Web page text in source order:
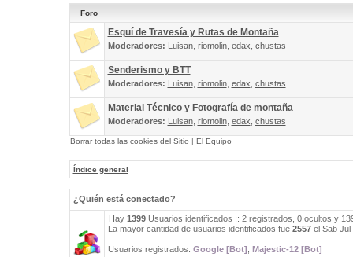
Foro
Esquí de Travesía y Rutas de Montaña
Moderadores: Luisan, riomolin, edax chustas
Senderismo y BTT
Moderadores: Luisan, riomolin, edax chustas
Material Técnico y Fotografía de montaña
Moderadores: Luisan, riomolin, edax chustas
Borrar todas las cookies del Sitio | El Equipo
Índice general
¿Quién está conectado?
Hay 1399Usuarios identificados :: 2 registrados, 0 ocultos y
La mayor cantidad de usuarios identificados fue 2557el Sab Jul
Usuarios registrados: Google [Bot] Majestic-12 [Bot]